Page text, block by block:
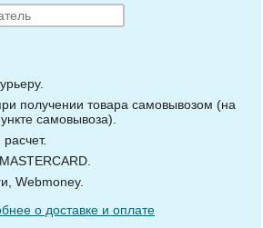
получении товара самовывозом (на
самовывоза).
Webmoney.
о доставке и оплате